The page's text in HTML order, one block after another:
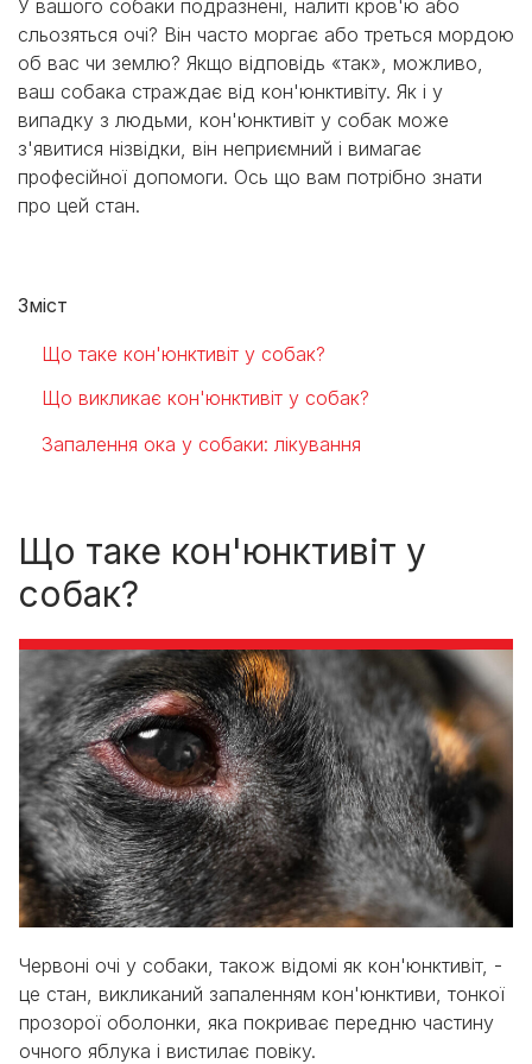
У вашого собаки подразнені, налиті кров'ю або
сльозяться очі? Він часто моргає або треться мордою
об вас чи землю? Якщо відповідь «так», можливо,
ваш собака страждає від кон'юнктивіту. Як і у
випадку з людьми, кон'юнктивіт у собак може
з'явитися нізвідки, він неприємний і вимагає
професійної допомоги. Ось що вам потрібно знати
про цей стан.
Зміст
Що таке кон'юнктивіт у собак?
Що викликає кон'юнктивіт у собак?
Запалення ока у собаки: лікування
Що таке кон'юнктивіт у
собак?
Червоні очі у собаки, також відомі як кон'юнктивіт, -
це стан, викликаний запаленням кон'юнктиви, тонкої
прозорої оболонки, яка покриває передню частину
очного яблука і вистилає повіку.